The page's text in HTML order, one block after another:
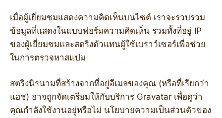
เมื่อผู้เยี่ยมชมแสดงความคิดเห็นบนไซต์ เราจะรวบรวม
ข้อมูลที่แสดงในแบบฟอร์มความคิดเห็น รวมทั้งที่อยู่ IP
ของผู้เยี่ยมชมและสตริงตัวแทนผู้ใช้เบราว์เซอร์เพื่อช่วย
ในการตรวจหาสแปม
สตริงนิรนามที่สร้างจากที่อยู่อีเมลของคุณ (หรือที่เรียกว่า
แฮช) อาจถูกจัดเตรียมให้กับบริการ Gravatar เพื่อดูว่า
คุณกำลังใช้งานอยู่หรือไม่ นโยบายความเป็นส่วนตัวของ